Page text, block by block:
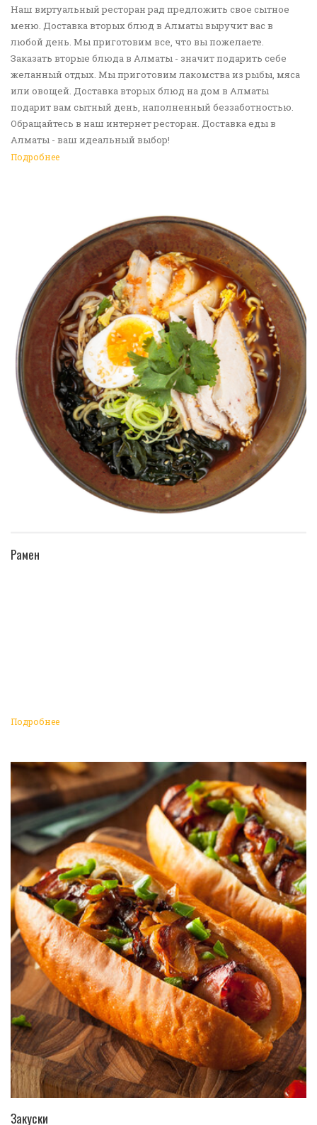
Наш виртуальный ресторан рад предложить свое сытное
меню. Доставка вторых блюд в Алматы выручит вас в
любой день. Мы приготовим все, что вы пожелаете.
Заказать вторые блюда в Алматы - значит подарить себе
желанный отдых. Мы приготовим лакомства из рыбы, мяса
или овощей. Доставка вторых блюд на дом в Алматы
подарит вам сытный день, наполненный беззаботностью.
Обращайтесь в наш интернет ресторан. Доставка еды в
Алматы - ваш идеальный выбор!
Подробнее
Рамен
Подробнее
Закуски